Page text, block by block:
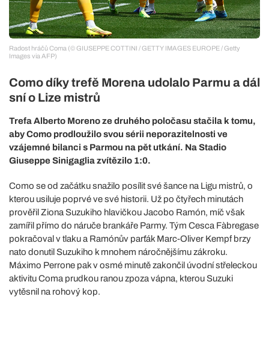
Radost hráčů Coma (© GIUSEPPE COTTINI / GETTY IMAGES EUROPE / Getty
Images via AFP)
Como díky trefě Morena udolalo Parmu a dál
sní o Lize mistrů
Trefa Alberto Moreno ze druhého poločasu stačila k tomu,
aby Como prodloužilo svou sérii neporazitelnosti ve
vzájemné bilanci s Parmou na pět utkání. Na Stadio
Giuseppe Sinigaglia zvítězilo 1:0.
Como se od začátku snažilo posílit své šance na Ligu mistrů, o
kterou usiluje poprvé ve své historii. Už po čtyřech minutách
prověřil Ziona Suzukiho hlavičkou Jacobo Ramón, míč však
zamířil přímo do náruče brankáře Parmy. Tým Cesca Fàbregase
pokračoval v tlaku a Ramónův parťák Marc-Oliver Kempf brzy
nato donutil Suzukiho k mnohem náročnějšímu zákroku.
Máximo Perrone pak v osmé minutě zakončil úvodní střeleckou
aktivitu Coma prudkou ranou zpoza vápna, kterou Suzuki
vytěsnil na rohový kop.